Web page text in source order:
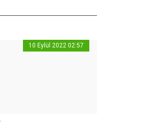
10 Eylül 2022 02:57